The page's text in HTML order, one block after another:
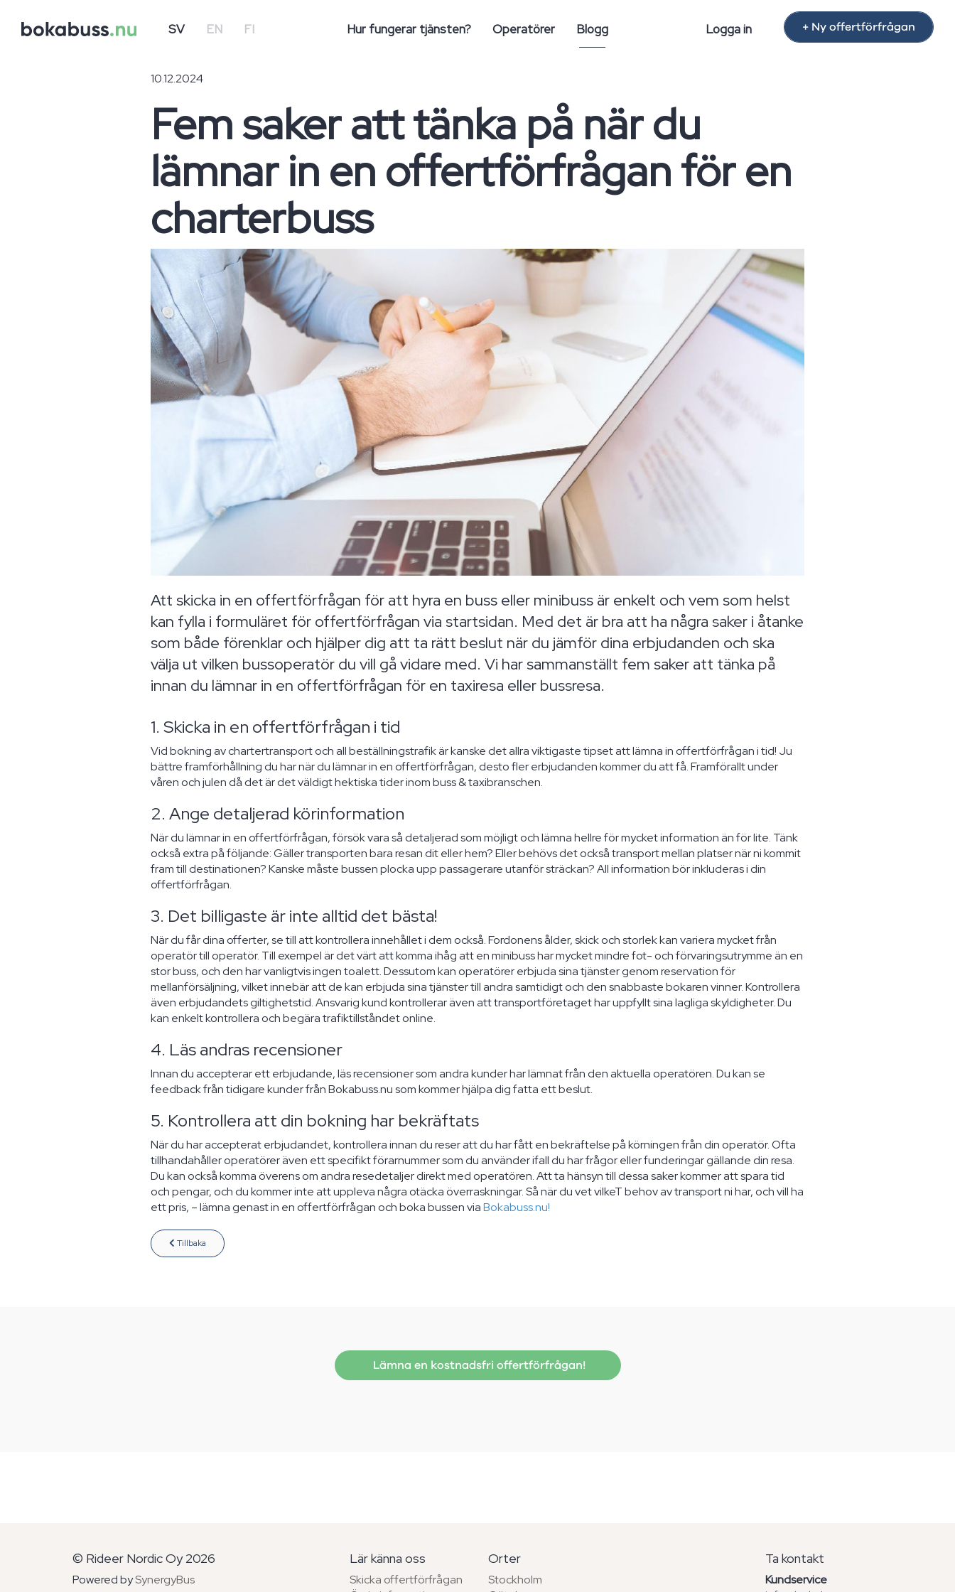
SV EN FI Hur fungerar tjänsten? Operatörer Blogg Logga in + Ny offertförfrågan
10.12.2024
Fem saker att tänka på när du
lämnar in en offertförfrågan för en
charterbuss
Att skicka in en offertförfrågan för att hyra en buss eller minibuss är enkelt och vem som helst
kan fylla i formuläret för offertförfrågan via startsidan. Med det är bra att ha några saker i åtanke
som både förenklar och hjälper dig att ta rätt beslut när du jämför dina erbjudanden och ska
välja ut vilken bussoperatör du vill gå vidare med. Vi har sammanställt fem saker att tänka på
innan du lämnar in en offertförfrågan för en taxiresa eller bussresa.
1. Skicka in en offertförfrågan i tid
Vid bokning av chartertransport och all beställningstrafik är kanske det allra viktigaste tipset att lämna in offertförfrågan i tid! Ju
bättre framförhållning du har när du lämnar in en offertförfrågan, desto fler erbjudanden kommer du att få. Framförallt under
våren och julen då det är det väldigt hektiska tider inom buss & taxibranschen.
2. Ange detaljerad körinformation
När du lämnar in en offertförfrågan, försök vara så detaljerad som möjligt och lämna hellre för mycket information än för lite. Tänk
också extra på följande: Gäller transporten bara resan dit eller hem? Eller behövs det också transport mellan platser när ni kommit
fram till destinationen? Kanske måste bussen plocka upp passagerare utanför sträckan? All information bör inkluderas i din
offertförfrågan.
3. Det billigaste är inte alltid det bästa!
När du får dina offerter, se till att kontrollera innehållet i dem också. Fordonens ålder, skick och storlek kan variera mycket från
operatör till operatör. Till exempel är det värt att komma ihåg att en minibuss har mycket mindre fot- och förvaringsutrymme än en
stor buss, och den har vanligtvis ingen toalett. Dessutom kan operatörer erbjuda sina tjänster genom reservation för
mellanförsäljning, vilket innebär att de kan erbjuda sina tjänster till andra samtidigt och den snabbaste bokaren vinner. Kontrollera
även erbjudandets giltighetstid. Ansvarig kund kontrollerar även att transportföretaget har uppfyllt sina lagliga skyldigheter. Du
kan enkelt kontrollera och begära trafiktillståndet online.
4. Läs andras recensioner
Innan du accepterar ett erbjudande, läs recensioner som andra kunder har lämnat från den aktuella operatören. Du kan se
feedback från tidigare kunder från Bokabuss.nu som kommer hjälpa dig fatta ett beslut.
5. Kontrollera att din bokning har bekräftats
När du har accepterat erbjudandet, kontrollera innan du reser att du har fått en bekräftelse på körningen från din operatör. Ofta
tillhandahåller operatörer även ett specifikt förarnummer som du använder ifall du har frågor eller funderingar gällande din resa.
Du kan också komma överens om andra resedetaljer direkt med operatören. Att ta hänsyn till dessa saker kommer att spara tid
och pengar, och du kommer inte att uppleva några otäcka överraskningar. Så när du vet vilkeT behov av transport ni har, och vill ha
ett pris, – lämna genast in en offertförfrågan och boka bussen viaBokabuss.nu!
Tillbaka
Lämna en kostnadsfri offertförfrågan!
© Rideer Nordic Oy 2026
Powered bySynergyBus
Lär känna oss
Skicka offertförfrågan
Orter
Stockholm
Ta kontakt
Kundservice